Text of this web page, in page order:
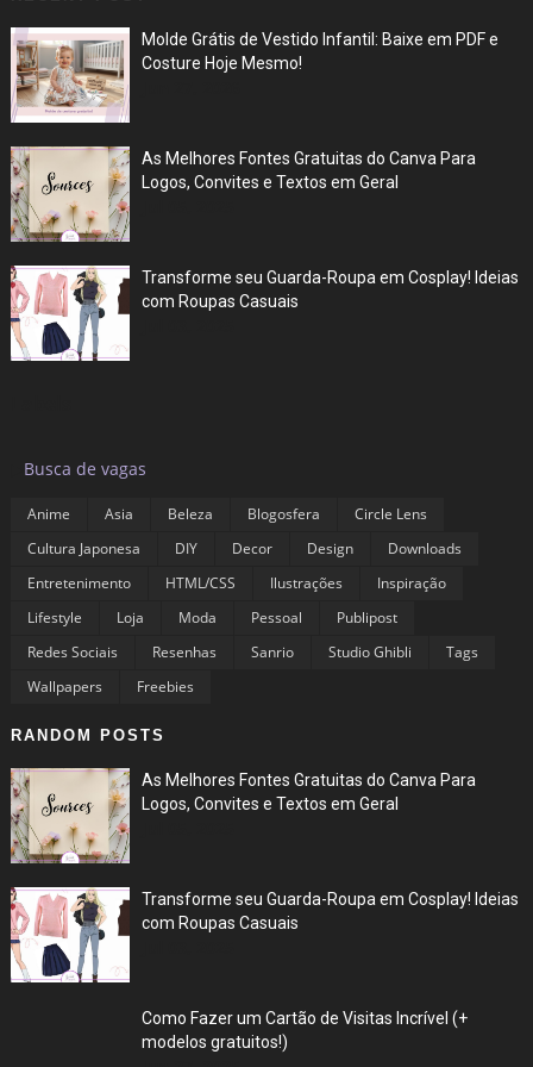
Molde Grátis de Vestido Infantil: Baixe em PDF e
Costure Hoje Mesmo!
As Melhores Fontes Gratuitas do Canva Para
Logos, Convites e Textos em Geral
Transforme seu Guarda-Roupa em Cosplay! Ideias
com Roupas Casuais
Busca de vagas
Anime Asia Beleza Blogosfera
Circle Lens
Cultura Japonesa
DIY Decor Design
Downloads
Entretenimento
HTML/CSS Ilustrações
Inspiração
Lifestyle
Loja Moda Pessoal
Publipost
Redes Sociais
Resenhas Sanrio Studio Ghibli
Tags
Wallpapers
Freebies
RANDOM POSTS
As Melhores Fontes Gratuitas do Canva Para
Logos, Convites e Textos em Geral
Transforme seu Guarda-Roupa em Cosplay! Ideias
com Roupas Casuais
Como Fazer um Cartão de Visitas Incrível (+
modelos gratuitos!)